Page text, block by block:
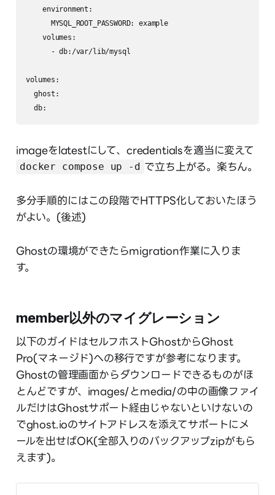
    environment:
      MYSQL_ROOT_PASSWORD: example
    volumes:
      - db:/var/lib/mysql
volumes:
  ghost:
  db:
imageをlatestにして、credentialsを適当に変えて
docker compose up -d で立ち上がる。楽ちん。
多分手順的にはこの段階でHTTPS化しておいたほう
がよい。(後述)
Ghostの環境ができたらmigration作業に入りま
す。
member以外のマイグレーション
以下のガイドはセルフホストGhostからGhost
Pro(マネージド)への移行ですが参考になります。
Ghostの管理画面からダウンロードできるものがほ
とんどですが、images/とmedia/の中の画像ファイ
ルだけはGhostサポート経由じゃないといけないの
でghost.ioのサイトアドレスを添えてサポートにメ
ールを出せばOK(全部入りのバックアップzipがもら
えます)。